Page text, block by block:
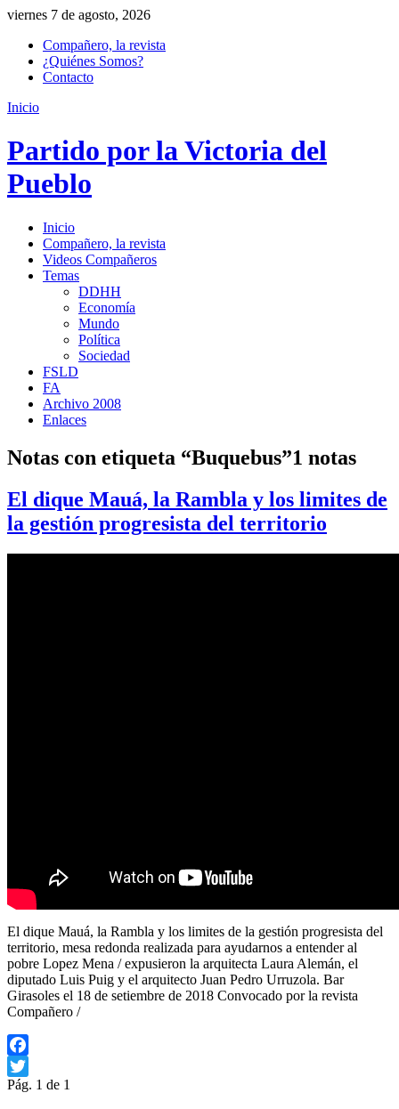
viernes 7 de agosto, 2026
Compañero, la revista
¿Quiénes Somos?
Contacto
Inicio
Partido por la Victoria del
Pueblo
Inicio
Compañero, la revista
Videos Compañeros
Temas
DDHH
Economía
Mundo
Política
Sociedad
FSLD
FA
Archivo 2008
Enlaces
Notas con etiqueta “Buquebus”1 notas
El dique Mauá, la Rambla y los limites de
la gestión progresista del territorio
El dique Mauá, la Rambla y los limites de la gestión progresista del
territorio, mesa redonda realizada para ayudarnos a entender al
pobre Lopez Mena / expusieron la arquitecta Laura Alemán, el
diputado Luis Puig y el arquitecto Juan Pedro Urruzola. Bar
Girasoles el 18 de setiembre de 2018 Convocado por la revista
Compañero /
Facebook
Twitter
Pág. 1 de 1